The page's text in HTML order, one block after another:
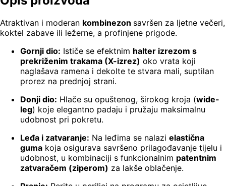
Atraktivan i moderan kombinezon savršen za ljetne večeri,
koktel zabave ili ležerne, a profinjene prigode.
Gornji dio: Ističe se efektnim halter izrezom s
prekriženim trakama (X-izrez) oko vrata koji
naglašava ramena i dekolte te stvara mali, suptilan
prorez na prednjoj strani.
Donji dio: Hlače su opuštenog, širokog kroja (wide-
leg) koje elegantno padaju i pružaju maksimalnu
udobnost pri pokretu.
Leđa i zatvaranje: Na leđima se nalazi elastična
guma koja osigurava savršeno prilagođavanje tijelu i
udobnost, u kombinaciji s funkcionalnim patentnim
zatvaračem (ziperom) za lakše oblačenje.